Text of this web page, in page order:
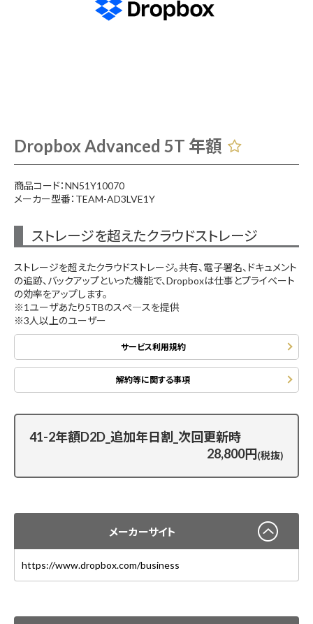
Dropbox Advanced 5T 年額
商品コード：NN51Y10070
メーカー型番：TEAM-AD3LVE1Y
ストレージを超えたクラウドストレージ
ストレージを超えたクラウドストレージ。共有、電子署名、ドキュメント
の追跡、バックアップといった機能で、Dropboxは仕事とプライベート
の効率をアップします。
※1ユーザあたり5TBのスぺ―スを提供
※3人以上のユーザー
解約等に関する事項
サービス利用規約
41-2年額D2D_追加年日割_次回更新時
28,800円(税抜)
メーカーサイト
https://www.dropbox.com/business